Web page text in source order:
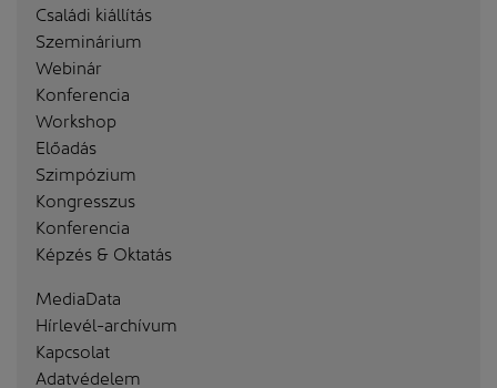
Családi kiállítás
Szeminárium
Webinár
Konferencia
Workshop
Előadás
Szimpózium
Kongresszus
Konferencia
Képzés & Oktatás
MediaData
Hírlevél-archívum
Kapcsolat
Adatvédelem